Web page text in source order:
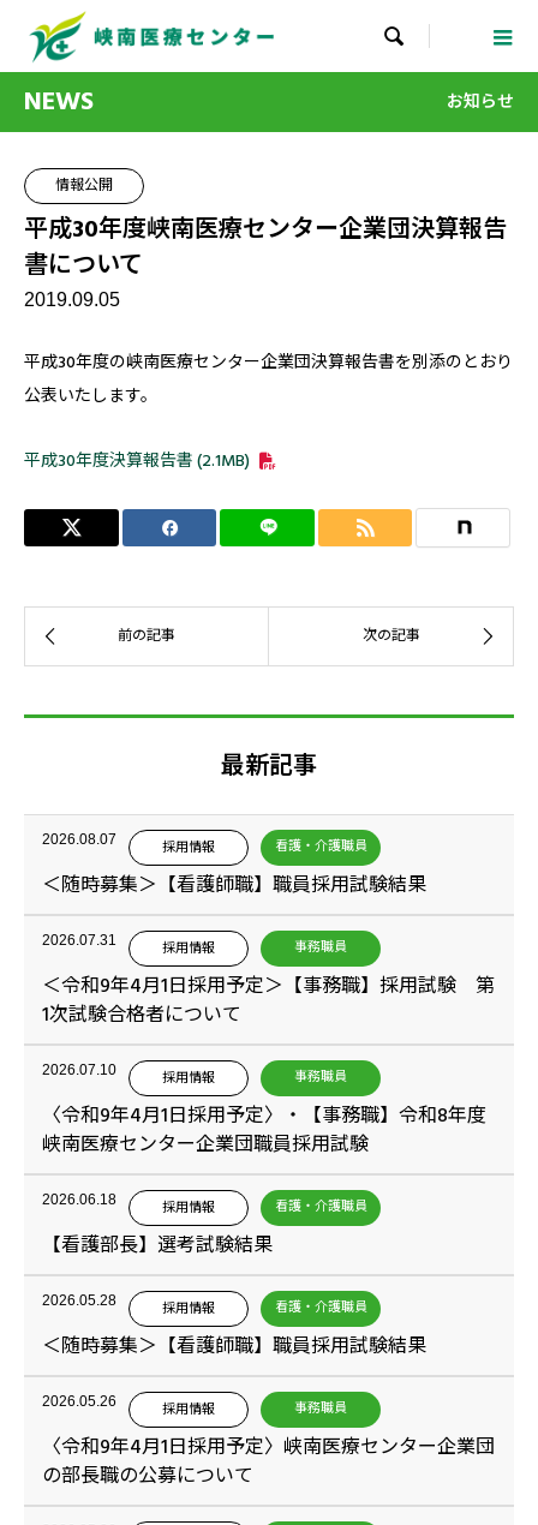

NEWS お知らせ
情報公開
平成30年度峡南医療センター企業団決算報告
書について
2019.09.05
平成30年度の峡南医療センター企業団決算報告書を別添のとおり
公表いたします。
平成30年度決算報告書 (2.1MB)
最新記事
2026.08.07 採用情報 看護・介護職員
＜随時募集＞【看護師職】職員採用試験結果
2026.07.31 採用情報 事務職員
＜令和9年4月1日採用予定＞【事務職】採用試験 第
1次試験合格者について
2026.07.10 採用情報 事務職員
〈令和9年4月1日採用予定〉・【事務職】令和8年度
峡南医療センター企業団職員採用試験
2026.06.18 採用情報 看護・介護職員
【看護部長】選考試験結果
2026.05.28 採用情報 看護・介護職員
＜随時募集＞【看護師職】職員採用試験結果
2026.05.26 採用情報 事務職員
〈令和9年4月1日採用予定〉峡南医療センター企業団
の部長職の公募について